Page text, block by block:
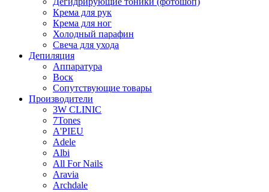
Крема для рук
Крема для ног
Холодный парафин
Свеча для ухода
Депиляция
Аппаратура
Воск
Сопутствующие товары
Производители
3W CLINIC
7Tones
A'PIEU
Adele
Albi
All For Nails
Aravia
Archdale